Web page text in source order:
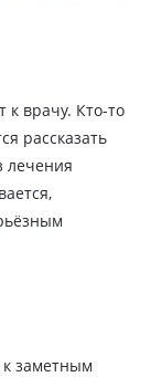
к врачу. Кто-то
рассказать
лечения
заметным